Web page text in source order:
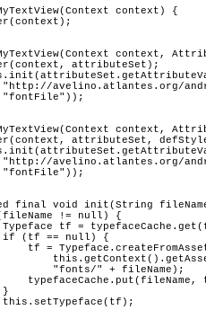
context) {
context,
attributeSet);
avelino.atlantes.org/
context,
attributeSet,
avelino.atlantes.org/
final void init(String
!= null) {
tf =
(tf == null) {
tf =
"fonts/" + fileName);
typefaceCache.put(fileName,
}